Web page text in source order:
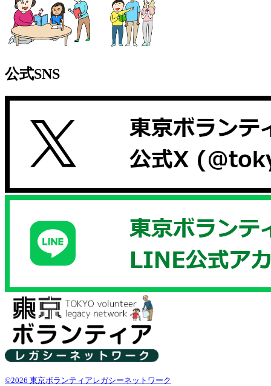
公式SNS
©2026 東京ボランティアレガシーネットワーク